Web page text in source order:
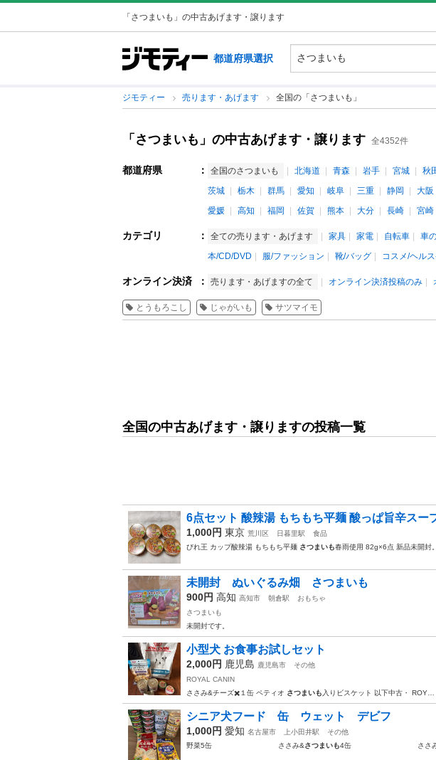
「さつまいも」の中古あげます・譲ります
都道府県選択
ジモティー 売ります・あげます 全国の「さつまいも」
「さつまいも」の中古あげます・譲ります 全4352件
都道府県 ： 全国のさつまいも 北海道 青森 岩手 宮城 秋
茨城
栃木 群馬 愛知 岐阜 三重 静岡 大阪
愛媛
高知 福岡 佐賀 熊本 大分 長崎 宮崎
カテゴリ ： 全ての売ります・あげます 家具 家電 自転車 車
本/CD/DVD
服/ファッション 靴/バッグ コスメ/ヘル
オンライン決済 ： 売ります・あげますの全て オンライン決済投稿のみ
とうもろこし じゃがいも サツマイモ
全国の中古あげます・譲りますの投稿一覧
6点セット 酸辣湯 もちもち平麺 酸っぱ旨辛スー
1,000円 東京 荒川区 日暮里駅
食品
びれ王 カップ酸辣湯 もちもち平麺 さつまいも春雨使用 82g×6点 新品未開封
未開封 ぬいぐるみ畑 さつまいも
900円 高知 高知市 朝倉駅
おもちゃ
さつまいも
未開封です。
小型犬 お食事お試しセット
2,000円 鹿児島 鹿児島市
その他
ROYAL CANIN
ささみ&チーズ✖️１缶 ペティオ さつまいも 入りビスケット 以下中古・ ROY…
シニア犬フード 缶 ウェット デビフ
1,000円 愛知 名古屋市 上小田井駅
その他
野菜5缶 ささみ&さつまいも4缶 ささみ&